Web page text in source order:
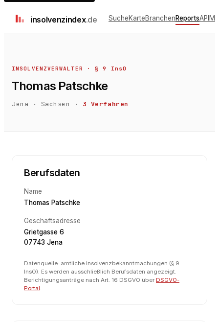
insolvenzindex.de SucheKarteBranchenReportsAPI
INSOLVENZVERWALTER · § 9 InsO
Thomas Patschke
Jena · Sachsen · 3 Verfahren
Berufsdaten
Name
Thomas Patschke
Geschäftsadresse
Grietgasse 6
07743 Jena
Datenquelle: amtliche Insolvenzbekanntmachungen (§ 9
InsO). Es werden ausschließlich Berufsdaten angezeigt.
Berichtigungsanträge nach Art. 16 DSGVO über DSGVO-
Portal.